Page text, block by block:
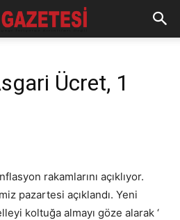
Ücret, 1
rakamlarını açıklıyor.
pazartesi açıklandı. Yeni
koltuğa almayı göze alarak ‘